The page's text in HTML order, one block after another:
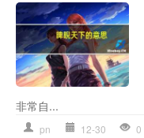
非常自...
pn 12-30 0